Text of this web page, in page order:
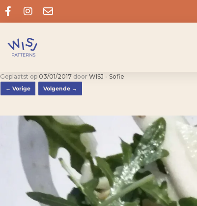
Geplaatst op 03/01/2017 door WISJ - Sofie
← Vorige Volgende →